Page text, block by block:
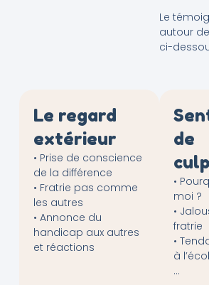
Le
autour
ci-
Le regard
extérieur
• Prise de conscience
de la différence
• Fratrie pas comme
les autres
• Annonce du
handicap aux autres
et réactions
de
•
moi ?
•
fratrie
•
à
…